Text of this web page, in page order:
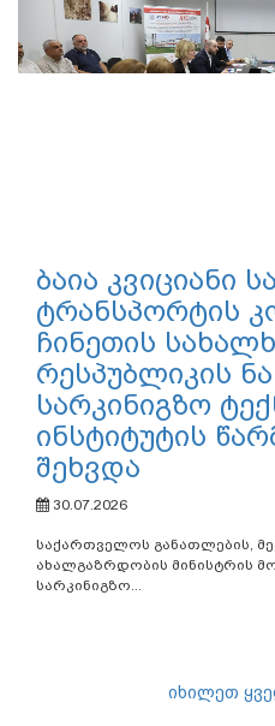
ბაია კვიციანი
ტრანსპორტის
ჩინეთის
რესპუბლიკის
სარკინიგზო
ინსტიტუტის
შეხვდა
30.07.2026
საქართველოს განათლების,
ახალგაზრდობის მინისტრის
სარკინიგზო...
იხილეთ